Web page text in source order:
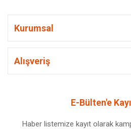
Kurumsal
Alışveriş
E-Bülten'e
Haber listemize kayıt olarak